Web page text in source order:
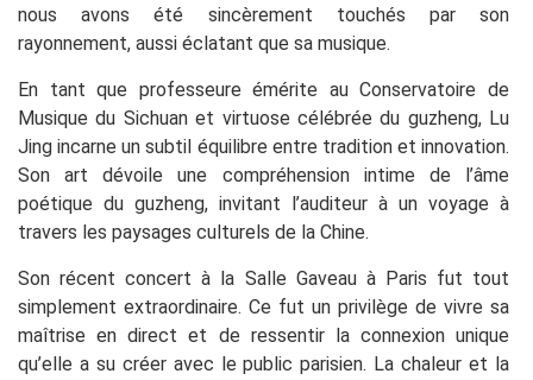
nous avons été sincèrement touchés par son
rayonnement, aussi éclatant que sa musique.
En tant que professeure émérite au Conservatoire de
Musique du Sichuan et virtuose célébrée du guzheng, Lu
Jing incarne un subtil équilibre entre tradition et innovation.
Son art dévoile une compréhension intime de l’âme
poétique du guzheng, invitant l’auditeur à un voyage à
travers les paysages culturels de la Chine.
Son récent concert à la Salle Gaveau à Paris fut tout
simplement extraordinaire. Ce fut un privilège de vivre sa
maîtrise en direct et de ressentir la connexion unique
qu’elle a su créer avec le public parisien. La chaleur et la